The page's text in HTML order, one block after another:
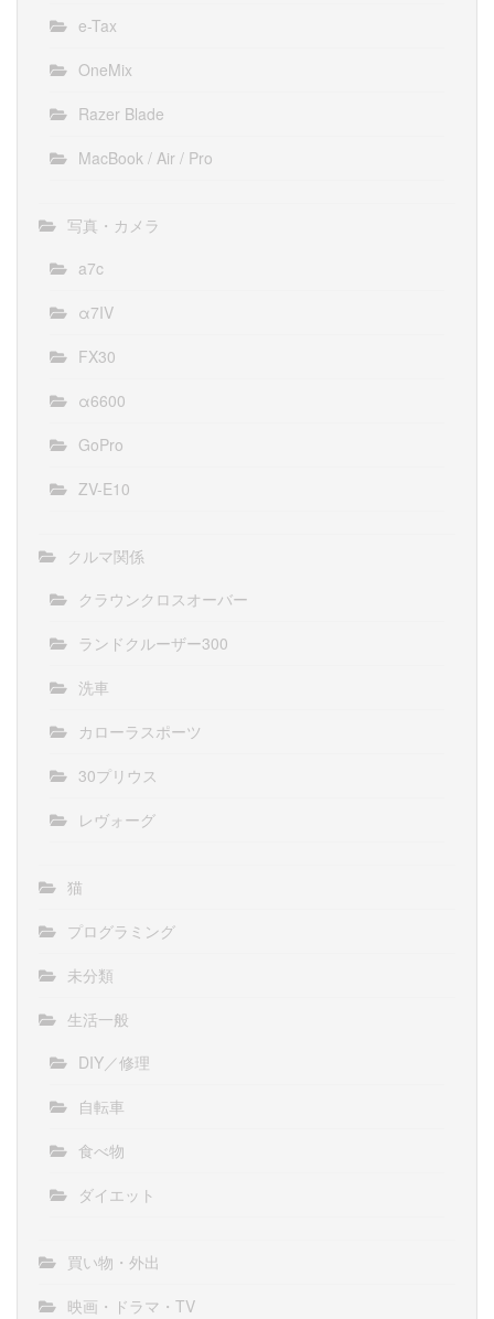
e-Tax
OneMix
Razer Blade
MacBook / Air / Pro
写真・カメラ
a7c
α7IV
FX30
α6600
GoPro
ZV-E10
クルマ関係
クラウンクロスオーバー
ランドクルーザー300
洗車
カローラスポーツ
30プリウス
レヴォーグ
猫
プログラミング
未分類
生活一般
DIY／修理
自転車
食べ物
ダイエット
買い物・外出
映画・ドラマ・TV